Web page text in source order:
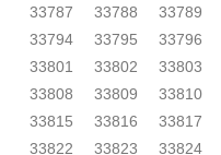
33787
33788 33789
33794
33795 33796
33801
33802 33803
33808
33809 33810
33815
33816 33817
33822
33823 33824